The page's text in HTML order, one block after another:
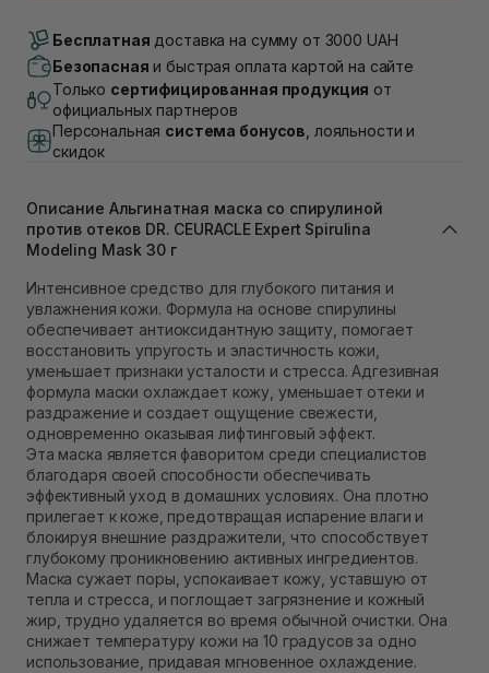
В наличии
Самовывоз г. Луцк, Винниченка 4
Нет в наличии!
Самовывоз г. Львов, ул. Академика Подстригача,
1В (Duck's Lake)
В наличии
Самовывоз Львов (Ивана Франко 36)
Самовывоз г. Львов ул. Степана Бандеры 43
Нет в наличии!
Самовывоз Ровно
Самовывоз г. Ровно, ул. Кулика и Гудачека 23 (ТЦ
Экватор)
В наличии
Бесплатная доставка на сумму от 3000 UAH
Безопасная и быстрая оплата картой на сайте
Только сертифицированная продукция от
официальных партнеров
Персональная система бонусов , лояльности и
скидок
Описание Альгинатная маска со спирулиной
против отеков DR. CEURACLE Expert Spirulina
Modeling Mask 30 г
Интенсивное средство для глубокого питания и
увлажнения кожи. Формула на основе спирулины
обеспечивает антиоксидантную защиту, помогает
восстановить упругость и эластичность кожи,
уменьшает признаки усталости и стресса. Адгезивная
формула маски охлаждает кожу, уменьшает отеки и
раздражение и создает ощущение свежести,
одновременно оказывая лифтинговый эффект.
Эта маска является фаворитом среди специалистов
благодаря своей способности обеспечивать
эффективный уход в домашних условиях. Она плотно
прилегает к коже, предотвращая испарение влаги и
блокируя внешние раздражители, что способствует
глубокому проникновению активных ингредиентов.
Маска сужает поры, успокаивает кожу, уставшую от
тепла и стресса, и поглощает загрязнение и кожный
жир, трудно удаляется во время обычной очистки. Она
снижает температуру кожи на 10 градусов за одно
использование, придавая мгновенное охлаждение.